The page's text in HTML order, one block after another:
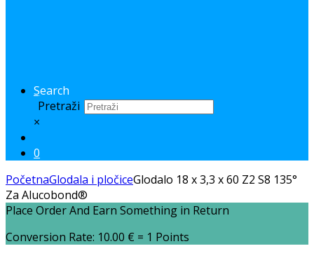
Search
Pretraži
×
0
PočetnaGlodala i pločiceGlodalo 18 x 3,3 x 60 Z2 S8 135°
Za Alucobond®
Place Order And Earn Something in Return
Conversion Rate: 10.00 € = 1 Points